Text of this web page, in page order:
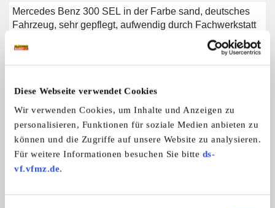
Diese Webseite verwendet Cookies
Wir verwenden Cookies, um Inhalte und Anzeigen zu
personalisieren, Funktionen für soziale Medien anbieten zu
können und die Zugriffe auf unsere Website zu analysieren.
Für weitere Informationen besuchen Sie bitte ds-
vf.vfmz.de.
Mercedes Benz 300 SEL in der Farbe sand, deutsches
Fahrzeug, sehr gepflegt, aufwendig durch Fachwerkstatt
restauriert zu verkaufen. Bei Interesse gerne anrufen.
Weitere Anzeigen dieses Anbieters
ALLE ANZEIGEN